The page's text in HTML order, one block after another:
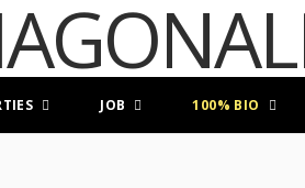
JOB 100% BIO